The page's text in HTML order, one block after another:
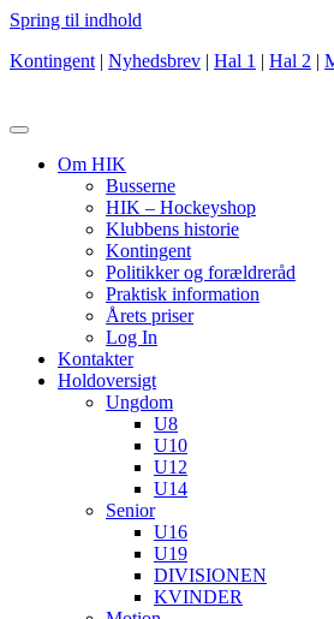
Spring til indhold
Kontingent | Nyhedsbrev | Hal 1 | Hal 2 |
Om HIK
Busserne
HIK – Hockeyshop
Klubbens historie
Kontingent
Politikker og forældreråd
Praktisk information
Årets priser
Log In
Kontakter
Holdoversigt
Ungdom
U8
U10
U12
U14
Senior
U16
U19
DIVISIONEN
KVINDER